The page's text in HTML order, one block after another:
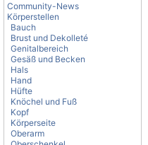
Community-News
Körperstellen
Bauch
Brust und Dekolleté
Genitalbereich
Gesäß und Becken
Hals
Hand
Hüfte
Knöchel und Fuß
Kopf
Körperseite
Oberarm